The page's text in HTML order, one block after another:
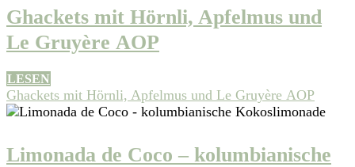
Ghackets mit Hörnli, Apfelmus und
Le Gruyère AOP
LESEN
Ghackets mit Hörnli, Apfelmus und Le Gruyère AOP
Limonada de Coco – kolumbianische